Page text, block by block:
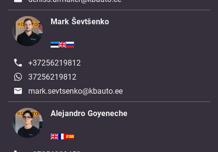
Mark Ševtšenko
+37256219812
37256219812
mark.sevtsenko@kbauto.ee
Alejandro Goyeneche